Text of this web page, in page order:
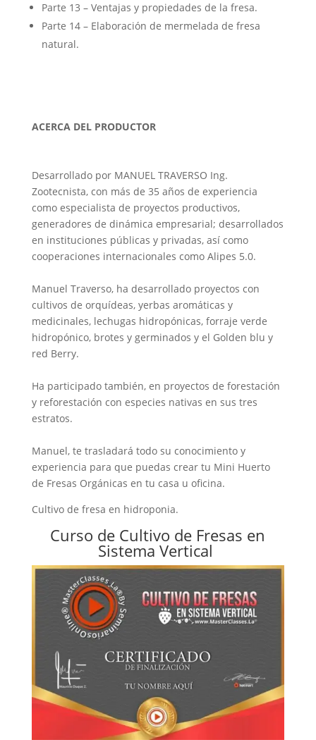
Parte 13 – Ventajas y propiedades de la fresa.
Parte 14 – Elaboración de mermelada de fresa
natural.
ACERCA DEL PRODUCTOR
Desarrollado por MANUEL TRAVERSO Ing.
Zootecnista, con más de 35 años de experiencia
como especialista de proyectos productivos,
generadores de dinámica empresarial; desarrollados
en instituciones públicas y privadas, así como
cooperaciones internacionales como Alipes 5.0.
Manuel Traverso, ha desarrollado proyectos con
cultivos de orquídeas, yerbas aromáticas y
medicinales, lechugas hidropónicas, forraje verde
hidropónico, brotes y germinados y el Golden blu y
red Berry.
Ha participado también, en proyectos de forestación
y reforestación con especies nativas en sus tres
estratos.
Manuel, te trasladará todo su conocimiento y
experiencia para que puedas crear tu Mini Huerto
de Fresas Orgánicas en tu casa u oficina.
Cultivo de fresa en hidroponia.
Curso de Cultivo de Fresas en
Sistema Vertical